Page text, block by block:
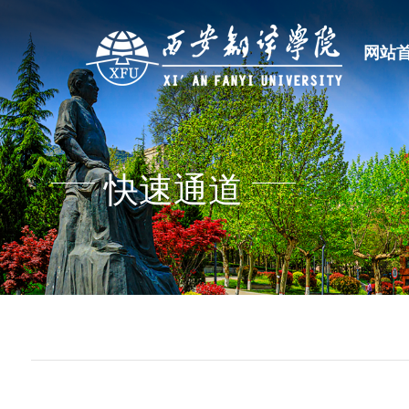
网站
快速通道